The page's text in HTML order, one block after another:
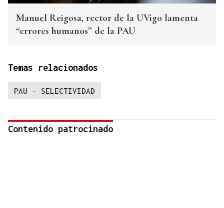
Manuel Reigosa, rector de la UVigo lamenta
“errores humanos” de la PAU
Temas relacionados
PAU - SELECTIVIDAD
Contenido patrocinado